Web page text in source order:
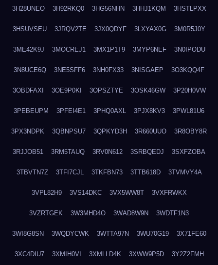
3H28UNEO 3H92RKQ0 3HG56NHN 3HHJ1KQM 3HSTLPXX
3HSUVSEU 3JRQV2TE 3JX0QDYF 3LXYAX0G 3M0R5J0Y
3ME42K9J 3MOCREJ1 3MX1P1T9 3MYP6NEF 3N0IPODU
3N8UCE6Q 3NE5SFF6 3NH0FX33 3NISGAEP 3O3KQQ4F
3OBDFAXI 3OE9P0KI 3OPSZTYE 3OSK46GW 3P20H0VW
3PEBEUPM 3PFEI4E1 3PHQ0AXL 3PJX8KV3 3PWL81U6
3PX3NDPK 3QBNPSU7 3QPKYD3H 3R660UUO 3R8OBY8R
3RJJOB51 3RM5TAUQ 3RV0N612 3SRBQEDJ 3SXFZOBA
3TBVTN7Z 3TFI7CJL 3TKFBN73 3TTB618D 3TVMVY4A
3VPL82H9 3VS14DKC 3VX5WW8T 3VXFRWKX
3VZRTGEK 3W3MHD4O 3WAD8W9N 3WDTF1N3
3WI8G8SN 3WQDYCWK 3WTTA97N 3WU70G19 3X71FE60
3XC4DIU7 3XMIH0VI 3XMLLD4K 3XWW9P5D 3Y2Z2FMH